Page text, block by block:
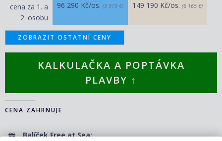
cena za 1. a
2. osobu
96 290 Kč/os. (3 979 €) 149 190 Kč/os. (6 165 €)
ZOBRAZIT OSTATNÍ CENY
KALKULAČKA A POPTÁVKA
PLAVBY ↑
CENA ZAHRNUJE
Balíček Free at Sea: